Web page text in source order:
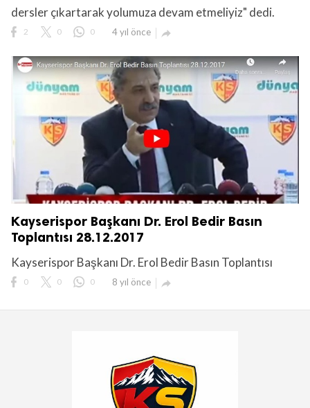
dersler çıkartarak yolumuza devam etmeliyiz" dedi.
2 0 0 4 yıl önce 
Kayserispor Başkanı Dr. Erol Bedir Basın
Toplantısı 28.12.2017
Kayserispor Başkanı Dr. Erol Bedir Basın Toplantısı
0 0 0 8 yıl önce 